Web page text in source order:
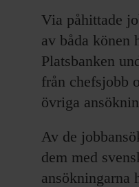
Via påhittade
av båda könen
Platsbanken
från chefsjobb
övriga
Av de
dem med
ansökningarna